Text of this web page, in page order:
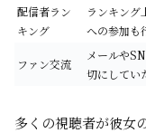
配信者ラン
キング
ランキング
への参加も
ファン交流
メールや
切にしてい
多くの視聴者が彼女